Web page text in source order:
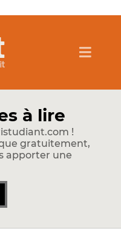
à lire
!
gratuitement,
apporter une